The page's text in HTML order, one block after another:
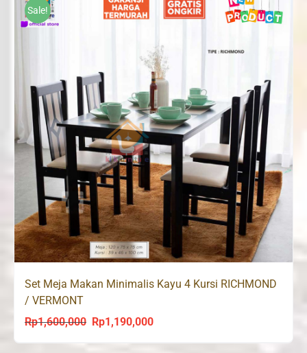
Sale!
Set Meja Makan Minimalis Kayu 4 Kursi RICHMOND
/ VERMONT
Rp1,600,000
Original
Rp1,190,000Current